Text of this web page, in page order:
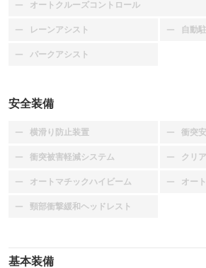
オートクルーズコントロール
：装備なし
レーンアシスト
：装備なし 自動
：装
パークアシスト
：装備なし
安全装備
横滑り防止装置
：装備なし 衝突
：装
衝突被害軽減システム
：装備なし クリ
：装
オートマチックハイビーム
：装備なし オー
：装
頸部衝撃緩和ヘッドレスト
：装備なし
基本装備